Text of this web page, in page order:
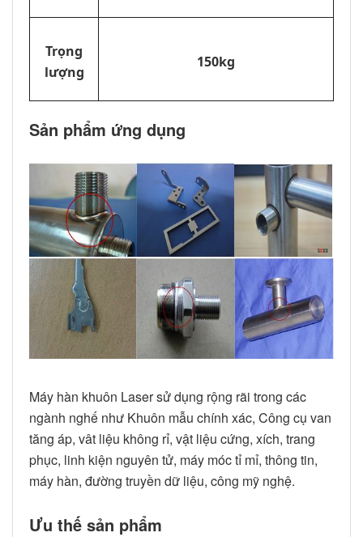
Trọng
lượng
150kg
Sản phẩm ứng dụng
Máy hàn khuôn Laser sử dụng rộng rãi trong các
ngành nghế như Khuôn mẫu chính xác, Công cụ van
tăng áp, vât liệu không rỉ, vật liệu cứng, xích, trang
phục, linh kiện nguyên tử, máy móc tỉ mỉ, thông tin,
máy hàn, đường truyền dữ liệu, công mỹ nghệ.
Ưu thế sản phẩm